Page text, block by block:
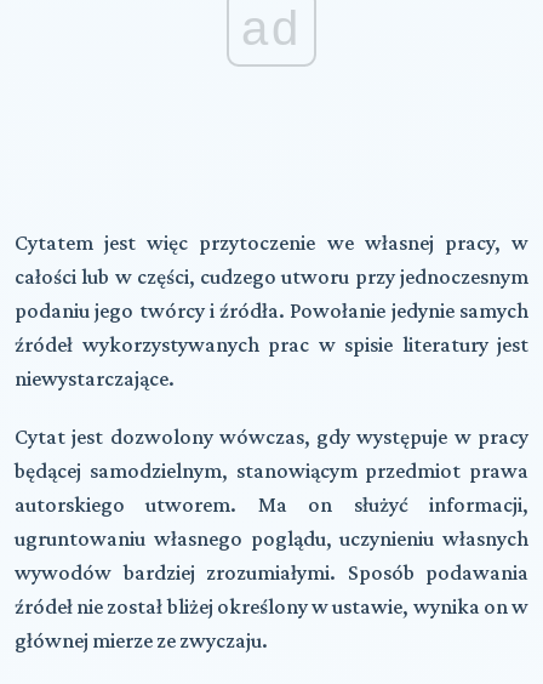
ad
Cytatem jest więc przytoczenie we własnej pracy, w
całości lub w części, cudzego utworu przy jednoczesnym
podaniu jego twórcy i źródła. Powołanie jedynie samych
źródeł wykorzystywanych prac w spisie literatury jest
niewystarczające.
Cytat jest dozwolony wówczas, gdy występuje w pracy
będącej samodzielnym, stanowiącym przedmiot prawa
autorskiego utworem. Ma on służyć informacji,
ugruntowaniu własnego poglądu, uczynieniu własnych
wywodów bardziej zrozumiałymi. Sposób podawania
źródeł nie został bliżej określony w ustawie, wynika on w
głównej mierze ze zwyczaju.